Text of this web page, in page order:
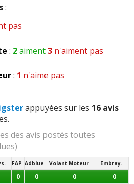
:
pas
: 2aiment3 n'aiment pas
: 1 n'aime pas
appuyées sur les 16 avis
des avis postés toutes
FAP Adblue Volant Moteur Embray.
0 0 0 0